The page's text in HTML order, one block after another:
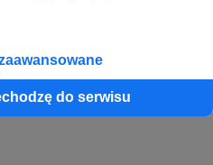
do serwisu